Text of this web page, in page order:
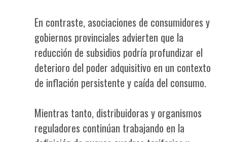
En contraste, asociaciones de consumidores y
gobiernos provinciales advierten que la
reducción de subsidios podría profundizar el
deterioro del poder adquisitivo en un contexto
de inflación persistente y caída del consumo.
Mientras tanto, distribuidoras y organismos
reguladores continúan trabajando en la